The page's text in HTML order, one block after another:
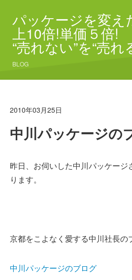
パッケージを変え
上10倍!単価５倍!
“売れない”を“売れ
BLOG
2010年03月25日
中川パッケージの
昨日、お伺いした中川パッケージ
ります。
京都をこよなく愛する中川社長の
中川パッケージのブログ